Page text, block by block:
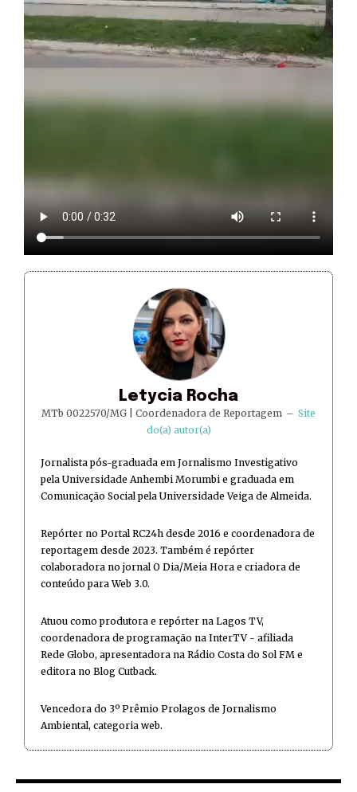
Letycia Rocha
MTb 0022570/MG | Coordenadora de Reportagem – Site
do(a) autor(a)
Jornalista pós-graduada em Jornalismo Investigativo
pela Universidade Anhembi Morumbi e graduada em
Comunicação Social pela Universidade Veiga de Almeida.
Repórter no Portal RC24h desde 2016 e coordenadora de
reportagem desde 2023. Também é repórter
colaboradora no jornal O Dia/Meia Hora e criadora de
conteúdo para Web 3.0.
Atuou como produtora e repórter na Lagos TV,
coordenadora de programação na InterTV - afiliada
Rede Globo, apresentadora na Rádio Costa do Sol FM e
editora no Blog Cutback.
Vencedora do 3º Prêmio Prolagos de Jornalismo
Ambiental, categoria web.